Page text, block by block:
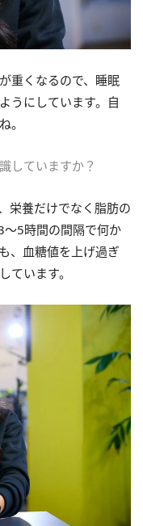
重くなるので、睡眠
うにしています。自
。
していますか？
栄養だけでなく脂肪の
～5時間の間隔で何か
、血糖値を上げ過ぎ
ています。